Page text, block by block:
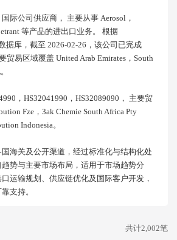
际公司供应商， 主要从事 Aerosol，
等产品的进出口业务。 根据
据库，截至 2026-02-26，该公司已完成
贸易区域覆盖 United Arab Emirates，south
，HS32041990，HS32089090， 主要贸
Fze，3ak Chemie South Africa Pty
Indonesia。
海关及公开渠道，经过标准化与结构化处
势与主要市场布局，适用于市场趋势分
运输规划、供应链优化及国际客户开发，
支持。
共计2,002笔